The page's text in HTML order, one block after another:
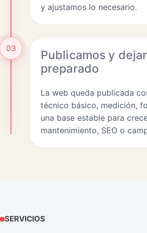
y ajustamos lo necesario.
03
Publicamos y
preparado
La web queda publicada
técnico básico, medición,
una base estable para
mantenimiento, SEO o
SERVICIOS